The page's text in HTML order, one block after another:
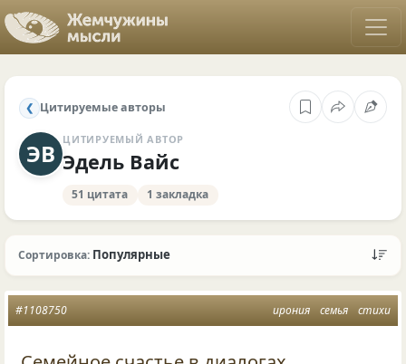
❮ Цитируемые авторы
ЭВ ЦИТИРУЕМЫЙ АВТОР
Эдель Вайс
51 цитата 1 закладка
Сортировка: Популярные
ирония семья стихи
#1108750